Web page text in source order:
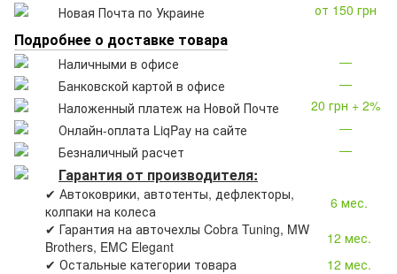
Новая Почта по Украине
от 150 грн
Подробнее о доставке товара
Наличными в офисе
—
Банковской картой в офисе
—
Наложенный платеж на Новой Почте
20 грн + 2%
Онлайн-оплата LiqPay на сайте
—
Безналичный расчет
—
Гарантия от производителя:
✔ Автоковрики, автотенты, дефлекторы,
колпаки на колеса
6 мес.
✔ Гарантия на авточехлы Cobra Tuning, MW
Brothers, EMC Elegant
12 мес.
✔ Остальные категории товара
12 мес.